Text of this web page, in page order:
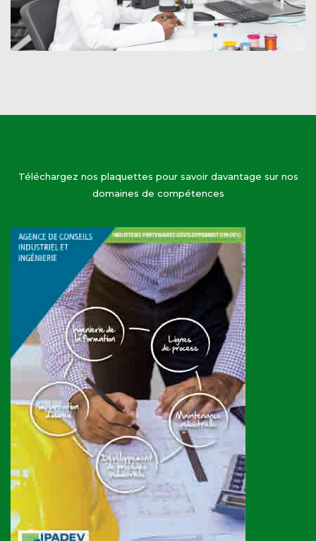
Téléchargez nos plaquettes pour savoir davantage sur nos
domaines de compétences